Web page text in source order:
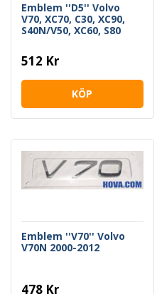
Emblem ''D5'' Volvo
V70, XC70, C30, XC90,
S40N/V50, XC60, S80
512 Kr
KÖP
Emblem ''V70'' Volvo
V70N 2000-2012
478 Kr